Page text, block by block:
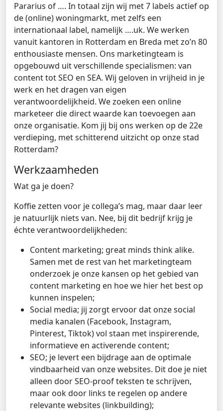
Pararius of …. In totaal zijn wij met 7 labels actief op
de (online) woningmarkt, met zelfs een
internationaal label, namelijk ….uk. We werken
vanuit kantoren in Rotterdam en Breda met zo’n 80
enthousiaste mensen. Ons marketingteam is
opgebouwd uit verschillende specialismen: van
content tot SEO en SEA. Wij geloven in vrijheid in je
werk en het dragen van eigen
verantwoordelijkheid. We zoeken een online
marketeer die direct waarde kan toevoegen aan
onze organisatie. Kom jij bij ons werken op de 22e
verdieping, met schitterend uitzicht op onze stad
Rotterdam?
Werkzaamheden
Wat ga je doen?
Koffie zetten voor je collega’s mag, maar daar leer
je natuurlijk niets van. Nee, bij dit bedrijf krijg je
échte verantwoordelijkheden:
Content marketing; great minds think alike.
Samen met de rest van het marketingteam
onderzoek je onze kansen op het gebied van
content marketing en hoe we hier het best op
kunnen inspelen;
Social media; jij zorgt ervoor dat onze social
media kanalen (Facebook, Instagram,
Pinterest, Tiktok) vol staan met inspirerende,
informatieve en activerende content;
SEO; je levert een bijdrage aan de optimale
vindbaarheid van onze websites. Dit doe je niet
alleen door SEO-proof teksten te schrijven,
maar ook door links te regelen op andere
relevante websites (linkbuilding);